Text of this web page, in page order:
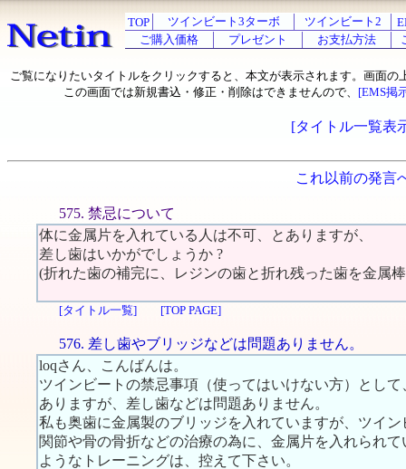
TOP ツインビート3ターボ ツインビート2
ご購入価格
プレゼント お支払方法
ご覧になりたいタイトルをクリックすると、本文が表示されます。画面の
この画面では新規書込・修正・削除はできませんので、 [EMS掲
[タイトル一覧表
これ以前の発言
575. 禁忌について
体に金属片を入れている人は不可、とありますが、
差し歯はいかがでしょうか ?
(折れた歯の補完に、レジンの歯と折れ残った歯を金属
[タイトル一覧] [TOP PAGE]
576. 差し歯やブリッジなどは問題ありません。
loqさん、こんばんは。
ツインビートの禁忌事項（使ってはいけない方）とし
ありますが、差し歯などは問題ありません。
私も奥歯に金属製のブリッジを入れていますが、ツイ
関節や骨の骨折などの治療の為に、金属片を入れられ
ようなトレーニングは、控えて下さい。